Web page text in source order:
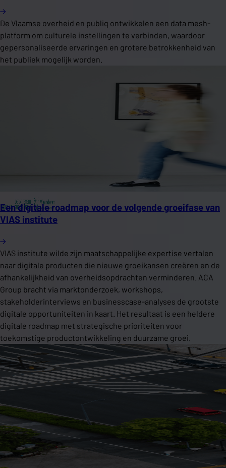
De Vlaamse overheid en publiq ontwikkelen een data mesh-
platform om culturele instellingen te verbinden, waardoor
gepersonaliseerde ervaringen en grotere betrokkenheid van
het publiek mogelijk worden.
Een digitale roadmap voor de volgende groeifase van
VIAS institute
VIAS institute wilde zijn maatschappelijke expertise vertalen
naar digitale producten die nieuwe groeikansen creëren en de
afhankelijkheid van overheidsopdrachten verminderen. ACA
Group bracht via marktonderzoek, workshops,
stakeholderinterviews en businesscase-analyses de grootste
digitale opportuniteiten in kaart. Het resultaat is een heldere
digitale roadmap met strategische prioriteiten voor
toekomstige productontwikkeling en duurzame groei.